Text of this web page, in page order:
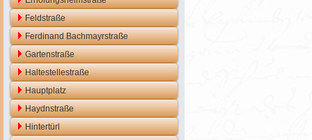
Feldstraße
Ferdinand Bachmayrstraße
Gartenstraße
Haltestellestraße
Hauptplatz
Haydnstraße
Hintertürl